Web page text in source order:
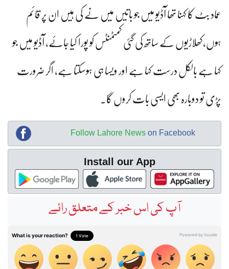
عماد بٹ کا کہنا تھا آڈیو میں جو باتیں میں نے کی ہیں ان پر قائم
ہوں،کھلاڑیوں کے ساتھ کی گئی کمٹمنٹس کو پورا کیا جائے، آڈیو میں جو
کہا ہے بالکل درست کہا ہے اور ویسا ہی ہوسکتا ہے، اگر ضرورت
پڑی تو دوبارہ بھی ایسی بات کروں گا۔
Follow Lahore News on Facebook
Install our App
آپ کی اس خبر کے متعلق رائے